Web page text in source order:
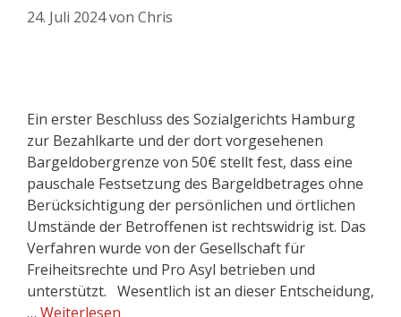
24. Juli 2024von Chris
Ein erster Beschluss des Sozialgerichts Hamburg
zur Bezahlkarte und der dort vorgesehenen
Bargeldobergrenze von 50€ stellt fest, dass eine
pauschale Festsetzung des Bargeldbetrages ohne
Berücksichtigung der persönlichen und örtlichen
Umstände der Betroffenen ist rechtswidrig ist. Das
Verfahren wurde von der Gesellschaft für
Freiheitsrechte und Pro Asyl betrieben und
unterstützt. Wesentlich ist an dieser Entscheidung,
… Weiterlesen